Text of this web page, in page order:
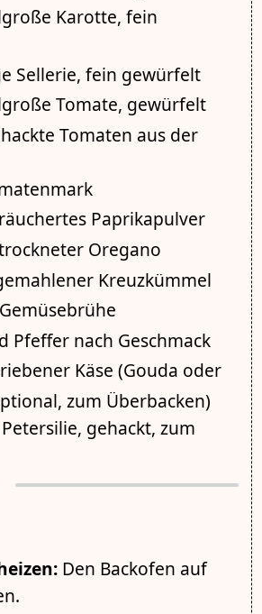
Karotte, fein
Sellerie, fein gewürfelt
Tomate, gewürfelt
Tomaten aus der
Paprikapulver
Oregano
Kreuzkümmel
Pfeffer nach Geschmack
Käse (Gouda oder
zum Überbacken)
gehackt, zum
Den Backofen auf